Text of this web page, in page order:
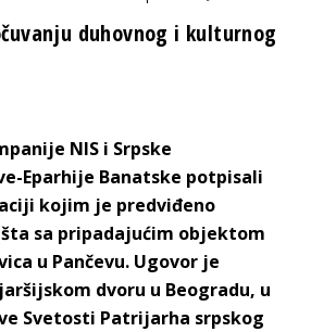
duhovnog i kulturnog
NIS i Srpske
Eparhije Banatske potpisali
kojim je predviđeno
sa pripadajućim objektom
u Pančevu. Ugovor je
dvoru u Beogradu, u
Svetosti Patrijarha srpskog